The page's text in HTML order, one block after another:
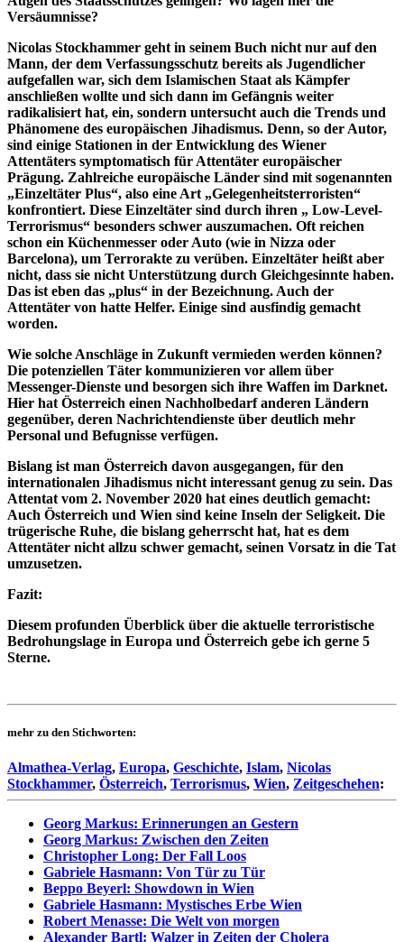
Versäumnisse?
Nicolas Stockhammer geht in seinem Buch nicht nur auf den
Mann, der dem Verfassungsschutz bereits als Jugendlicher
aufgefallen war, sich dem Islamischen Staat als Kämpfer
anschließen wollte und sich dann im Gefängnis weiter
radikalisiert hat, ein, sondern untersucht auch die Trends und
Phänomene des europäischen Jihadismus. Denn, so der Autor,
sind einige Stationen in der Entwicklung des Wiener
Attentäters symptomatisch für Attentäter europäischer
Prägung. Zahlreiche europäische Länder sind mit sogenannten
„Einzeltäter Plus“, also eine Art „Gelegenheitsterroristen“
konfrontiert. Diese Einzeltäter sind durch ihren „ Low-Level-
Terrorismus“ besonders schwer auszumachen. Oft reichen
schon ein Küchenmesser oder Auto (wie in Nizza oder
Barcelona), um Terrorakte zu verüben. Einzeltäter heißt aber
nicht, dass sie nicht Unterstützung durch Gleichgesinnte haben.
Das ist eben das „plus“ in der Bezeichnung. Auch der
Attentäter von hatte Helfer. Einige sind ausfindig gemacht
worden.
Wie solche Anschläge in Zukunft vermieden werden können?
Die potenziellen Täter kommunizieren vor allem über
Messenger-Dienste und besorgen sich ihre Waffen im Darknet.
Hier hat Österreich einen Nachholbedarf anderen Ländern
gegenüber, deren Nachrichtendienste über deutlich mehr
Personal und Befugnisse verfügen.
Bislang ist man Österreich davon ausgegangen, für den
internationalen Jihadismus nicht interessant genug zu sein. Das
Attentat vom 2. November 2020 hat eines deutlich gemacht:
Auch Österreich und Wien sind keine Inseln der Seligkeit. Die
trügerische Ruhe, die bislang geherrscht hat, hat es dem
Attentäter nicht allzu schwer gemacht, seinen Vorsatz in die Tat
umzusetzen.
Fazit:
Diesem profunden Überblick über die aktuelle terroristische
Bedrohungslage in Europa und Österreich gebe ich gerne 5
Sterne.
mehr zu den Stichworten:
Almathea-Verlag, Europa, Geschichte, Islam, Nicolas
Stockhammer, Österreich, Terrorismus, Wien, Zeitgeschehen:
Georg Markus: Erinnerungen an Gestern
Georg Markus: Zwischen den Zeiten
Christopher Long: Der Fall Loos
Gabriele Hasmann: Von Tür zu Tür
Beppo Beyerl: Showdown in Wien
Gabriele Hasmann: Mystisches Erbe Wien
Robert Menasse: Die Welt von morgen
Alexander Bartl: Walzer in Zeiten der Cholera